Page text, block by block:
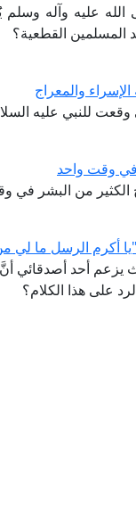
عليه وآله
القطعية؟
والمعراج
وقعت للنبي عليه
وقت واحد
من البشر في
أكرم الرسل ما لي
أحد أصدقائي
على هذا الكلام؟